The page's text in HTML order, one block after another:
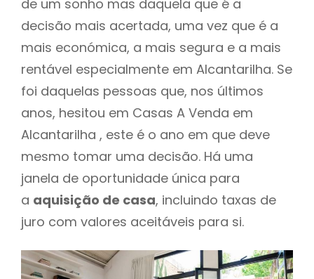
de um sonho mas daquela que é a
decisão mais acertada, uma vez que é a
mais económica, a mais segura e a mais
rentável especialmente em Alcantarilha. Se
foi daquelas pessoas que, nos últimos
anos, hesitou em Casas A Venda em
Alcantarilha , este é o ano em que deve
mesmo tomar uma decisão. Há uma
janela de oportunidade única para
a aquisição de casa, incluindo taxas de
juro com valores aceitáveis para si.